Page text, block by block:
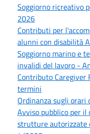
Soggiorno ricreativo
2026
Contributi per
alunni con disabilità
Soggiorno marino e
invalidi del lavoro -
Contributo
termini
Ordinanza sugli
Avviso pubblico per
strutture autorizzate